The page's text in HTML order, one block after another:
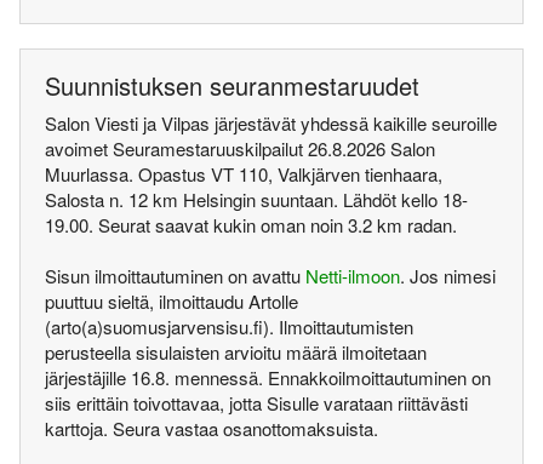
Suunnistuksen seuranmestaruudet
Salon Viesti ja Vilpas järjestävät yhdessä kaikille seuroille
avoimet Seuramestaruuskilpailut 26.8.2026 Salon
Muurlassa. Opastus VT 110, Valkjärven tienhaara,
Salosta n. 12 km Helsingin suuntaan. Lähdöt kello 18-
19.00. Seurat saavat kukin oman noin 3.2 km radan.
Sisun ilmoittautuminen on avattu Netti-ilmoon. Jos nimesi
puuttuu sieltä, ilmoittaudu Artolle
(arto(a)suomusjarvensisu.fi). Ilmoittautumisten
perusteella sisulaisten arvioitu määrä ilmoitetaan
järjestäjille 16.8. mennessä. Ennakkoilmoittautuminen on
siis erittäin toivottavaa, jotta Sisulle varataan riittävästi
karttoja. Seura vastaa osanottomaksuista.